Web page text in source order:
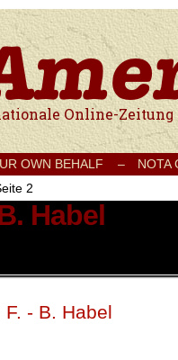
Onlinezeitung für Frieden,
OWN BEHALF –
NOTA
2
Habel
F. - B. Habel